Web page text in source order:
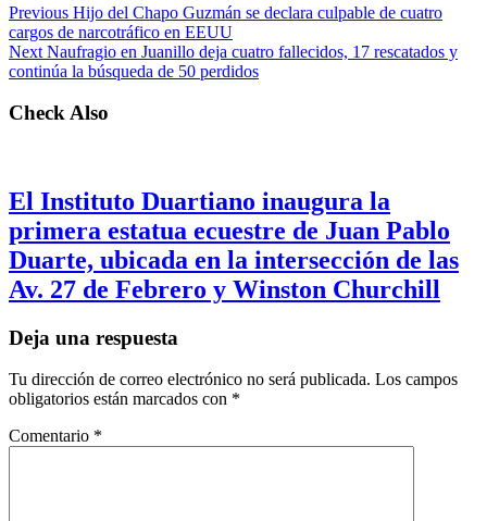
Previous Hijo del Chapo Guzmán se declara culpable de cuatro
cargos de narcotráfico en EEUU
Next Naufragio en Juanillo deja cuatro fallecidos, 17 rescatados y
continúa la búsqueda de 50 perdidos
Check Also
El Instituto Duartiano inaugura la
primera estatua ecuestre de Juan Pablo
Duarte, ubicada en la intersección de las
Av. 27 de Febrero y Winston Churchill
Deja una respuesta
Tu dirección de correo electrónico no será publicada. Los campos
obligatorios están marcados con *
Comentario *